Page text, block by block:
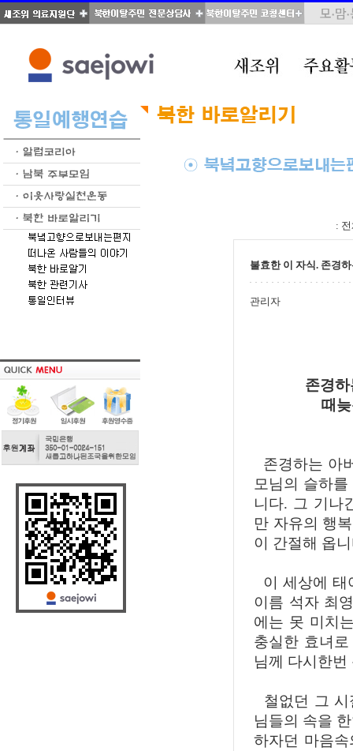
:
불효한 이 자식. 존경
관리자
존경
때
존경하는 아
모님의 슬하
니다. 그 기나
만 자유의 행
이 간절해 옵
이 세상에 태
이름 석자 최
에는 못 미치
충실한 효녀
님께 다시한번
철없던 그 시
님들의 속을
하자던 마음